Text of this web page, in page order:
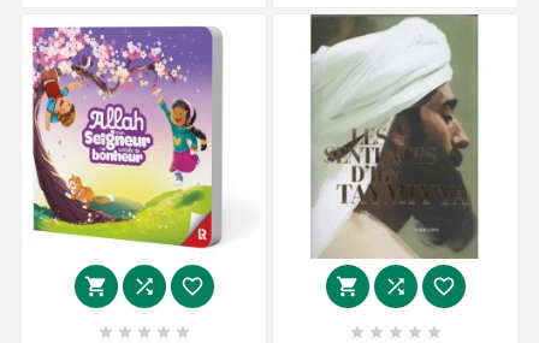
  
    
  
    